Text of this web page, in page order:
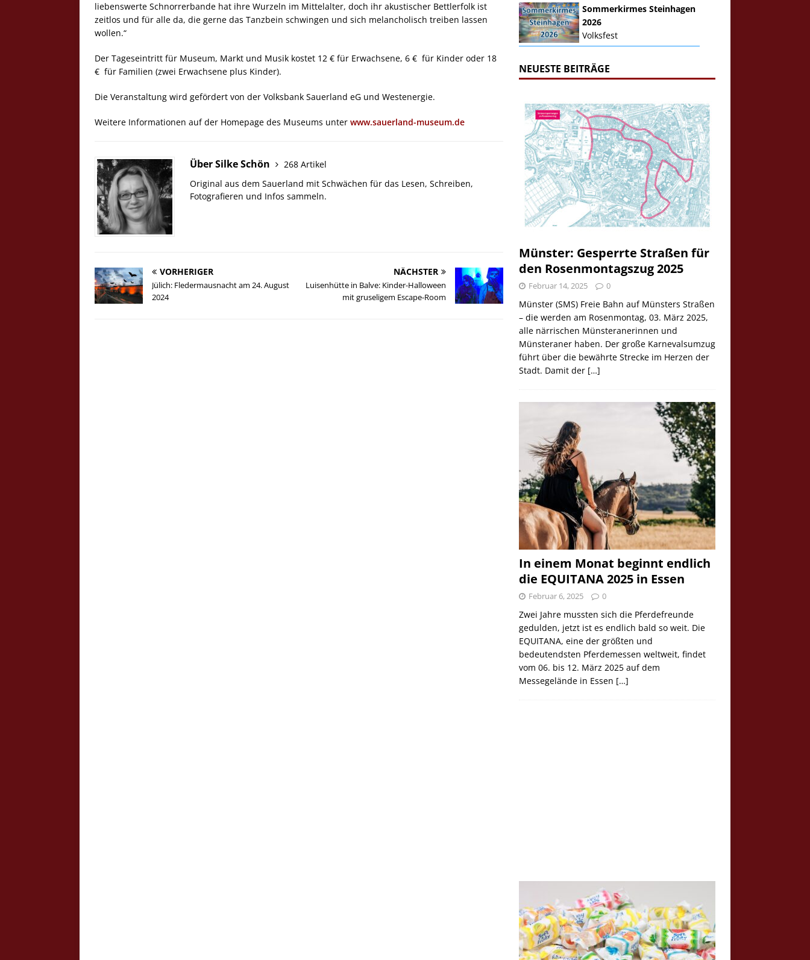
liebenswerte Schnorrerbande hat ihre Wurzeln im Mittelalter, doch ihr akustischer Bettlerfolk ist
zeitlos und für alle da, die gerne das Tanzbein schwingen und sich melancholisch treiben lassen
wollen.“
Der Tageseintritt für Museum, Markt und Musik kostet 12 € für Erwachsene, 6 € für Kinder oder 18
€ für Familien (zwei Erwachsene plus Kinder).
Die Veranstaltung wird gefördert von der Volksbank Sauerland eG und Westenergie.
Weitere Informationen auf der Homepage des Museums unter www.sauerland-museum.de
Über Silke Schön
268 Artikel
Original aus dem Sauerland mit Schwächen für das Lesen, Schreiben,
Fotografieren und Infos sammeln.
VORHERIGER
Jülich: Fledermausnacht am 24. August
2024
NÄCHSTER
Luisenhütte in Balve: Kinder-Halloween
mit gruseligem Escape-Room
Sommerkirmes Steinhagen
2026
Volksfest
NEUESTE BEITRÄGE
Münster: Gesperrte Straßen für
den Rosenmontagszug 2025
Februar 14, 2025 0
Münster (SMS) Freie Bahn auf Münsters Straßen
– die werden am Rosenmontag, 03. März 2025,
alle närrischen Münsteranerinnen und
Münsteraner haben. Der große Karnevalsumzug
führt über die bewährte Strecke im Herzen der
Stadt. Damit der […]
In einem Monat beginnt endlich
die EQUITANA 2025 in Essen
Februar 6, 2025 0
Zwei Jahre mussten sich die Pferdefreunde
gedulden, jetzt ist es endlich bald so weit. Die
EQUITANA, eine der größten und
bedeutendsten Pferdemessen weltweit, findet
vom 06. bis 12. März 2025 auf dem
Messegelände in Essen […]